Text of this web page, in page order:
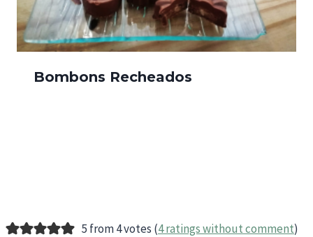
Bombons Recheados
5 from 4 votes (4 ratings without comment)